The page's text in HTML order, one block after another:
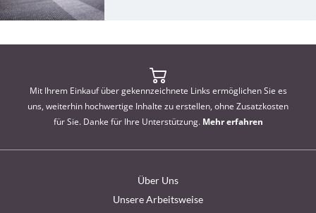
Mit Ihrem Einkauf über gekennzeichnete Links ermöglichen Sie es
uns, weiterhin hochwertige Inhalte zu erstellen, ohne Zusatzkosten
für Sie. Danke für Ihre Unterstützung. Mehr erfahren
Über Uns
Unsere Arbeitsweise